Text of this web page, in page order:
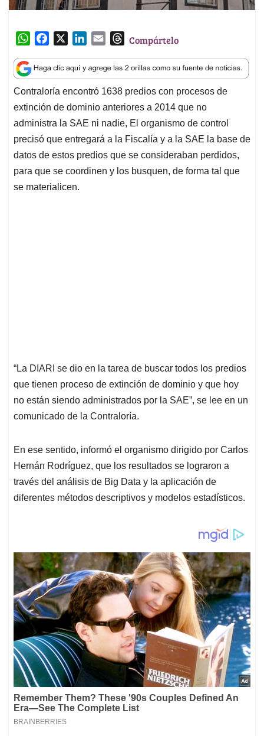
W
a
t
s
A
p
p
c
e
b
o
o
k
n
k
e
d
I
n
a
i
l
T
r
e
a
d
s
Compártelo
Contraloría encontró 1638 predios con procesos de
extinción de dominio anteriores a 2014 que no
administra la SAE ni nadie, El organismo de control
precisó que entregará a la Fiscalía y a la SAE la base de
datos de estos predios que se consideraban perdidos,
para que se coordinen y los busquen, de forma tal que
se materialicen.
“La DIARI se dio en la tarea de buscar todos los predios
que tienen proceso de extinción de dominio y que hoy
no están siendo administrados por la SAE”, se lee en un
comunicado de la Contraloría.
En ese sentido, informó el organismo dirigido por Carlos
Hernán Rodríguez, que los resultados se lograron a
través del análisis de Big Data y la aplicación de
diferentes métodos descriptivos y modelos estadísticos.